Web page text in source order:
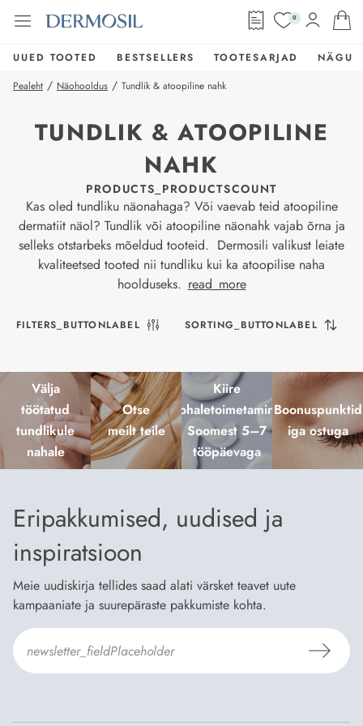
0
UUED TOOTED BESTSELLERS TOOTESARJAD
NÄGU
Pealeht / Näohooldus / Tundlik & atoopiline nahk
TUNDLIK & ATOOPILINE
NAHK
PRODUCTS_PRODUCTSCOUNT
Kas oled tundliku näonahaga? Või vaevab teid atoopiline
dermatiit näol? Tundlik või atoopiline näonahk vajab õrna ja
selleks otstarbeks mõeldud tooteid. Dermosili valikust leiate
kvaliteetsed tooted nii tundliku kui ka atoopilise naha
hoolduseks. read_more
FILTERS_BUTTONLABEL SORTING_BUTTONLABEL
Välja
töötatud
tundlikule
nahale
Otse
meilt teile
Kiire
kohaletoimetamine
Soomest 5–7
tööpäevaga
Boonuspunktid
iga ostuga
Eripakkumised, uudised ja
inspiratsioon
Meie uudiskirja tellides saad alati värsket teavet uute
kampaaniate ja suurepäraste pakkumiste kohta.